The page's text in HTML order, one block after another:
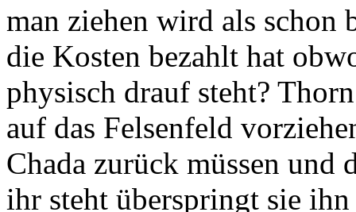
man ziehen wird als schon
die Kosten bezahlt hat
physisch drauf steht?
auf das Felsenfeld
Chada zurück müssen und
ihr steht überspringt sie